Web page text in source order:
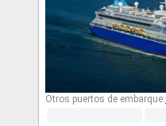
Otros puertos de embarque: